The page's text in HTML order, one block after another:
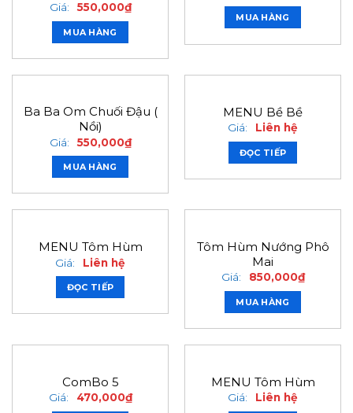
Giá: 550,000₫
MUA HÀNG
MUA HÀNG
Ba Ba Om Chuối Đậu (
Nồi)
Giá: 550,000₫
MUA HÀNG
MENU Bề Bề
Giá: Liên hệ
ĐỌC TIẾP
MENU Tôm Hùm
Giá: Liên hệ
ĐỌC TIẾP
Tôm Hùm Nướng Phô
Mai
Giá: 850,000₫
MUA HÀNG
ComBo 5
Giá: 470,000₫
MENU Tôm Hùm
Giá: Liên hệ